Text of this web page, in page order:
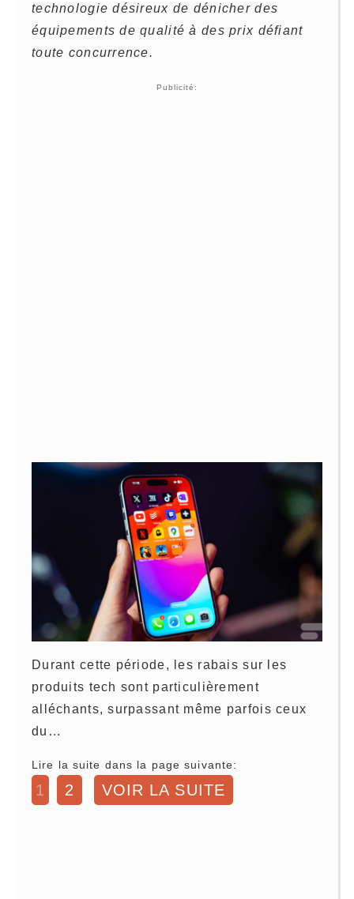
technologie désireux de dénicher des
équipements de qualité à des prix défiant
toute concurrence.
Publicité:
Durant cette période, les rabais sur les
produits tech sont particulièrement
alléchants, surpassant même parfois ceux
du…
Lire la suite dans la page suivante:
1 2 VOIR LA SUITE